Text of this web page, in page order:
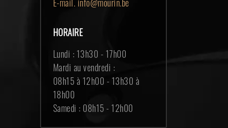
HORAIRE
Lundi : 13h30 - 17h00
Mardi au vendredi :
08h15 à 12h00 - 13h30 à
18h00
Samedi : 08h15 - 12h00